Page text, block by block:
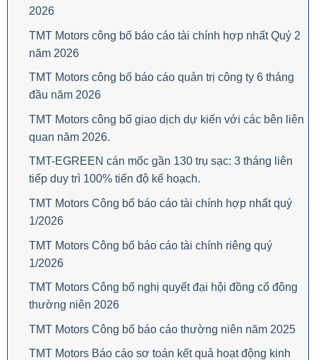
2026
TMT Motors công bố báo cáo tài chính hợp nhất Quý 2
năm 2026
TMT Motors công bố báo cáo quản trị công ty 6 tháng
đầu năm 2026
TMT Motors công bố giao dịch dự kiến với các bên liên
quan năm 2026.
TMT-EGREEN cán mốc gần 130 trụ sạc: 3 tháng liên
tiếp duy trì 100% tiến độ kế hoạch.
TMT Motors Công bố báo cáo tài chính hợp nhất quý
1/2026
TMT Motors Công bố báo cáo tài chính riêng quý
1/2026
TMT Motors Công bố nghị quyết đại hội đồng cổ đông
thường niên 2026
TMT Motors Công bố báo cáo thường niên năm 2025
TMT Motors Báo cáo sơ toán kết quả hoạt động kinh